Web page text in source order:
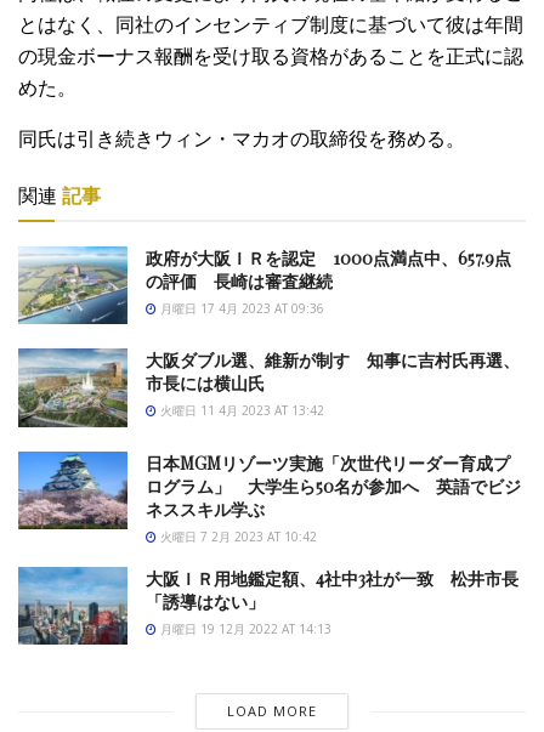
とはなく、同社のインセンティブ制度に基づいて彼は年間
の現金ボーナス報酬を受け取る資格があることを正式に認
めた。
同氏は引き続きウィン・マカオの取締役を務める。
関連 記事
政府が大阪ＩＲを認定 1000点満点中、657.9点
の評価 長崎は審査継続
月曜日 17 4月 2023 AT 09:36
大阪ダブル選、維新が制す 知事に吉村氏再選、
市長には横山氏
火曜日 11 4月 2023 AT 13:42
日本MGMリゾーツ実施「次世代リーダー育成プ
ログラム」 大学生ら50名が参加へ 英語でビジ
ネススキル学ぶ
火曜日 7 2月 2023 AT 10:42
大阪ＩＲ用地鑑定額、4社中3社が一致 松井市長
「誘導はない」
月曜日 19 12月 2022 AT 14:13
LOAD MORE